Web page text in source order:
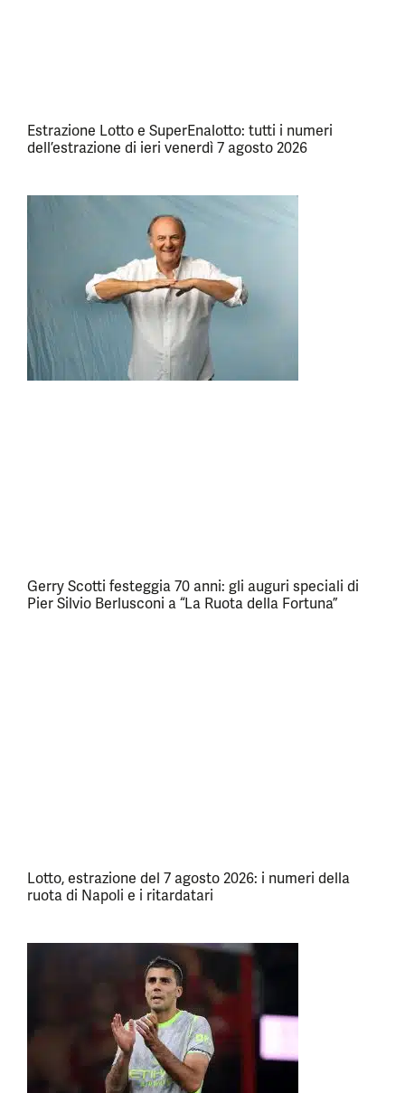
Estrazione Lotto e SuperEnalotto: tutti i numeri
dell’estrazione di ieri venerdì 7 agosto 2026
Gerry Scotti festeggia 70 anni: gli auguri speciali di
Pier Silvio Berlusconi a “La Ruota della Fortuna”
Lotto, estrazione del 7 agosto 2026: i numeri della
ruota di Napoli e i ritardatari